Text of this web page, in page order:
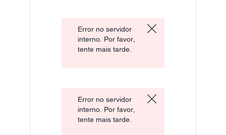
Error no servidor
interno. Por favor,
tente mais tarde.
Error no servidor
interno. Por favor,
tente mais tarde.